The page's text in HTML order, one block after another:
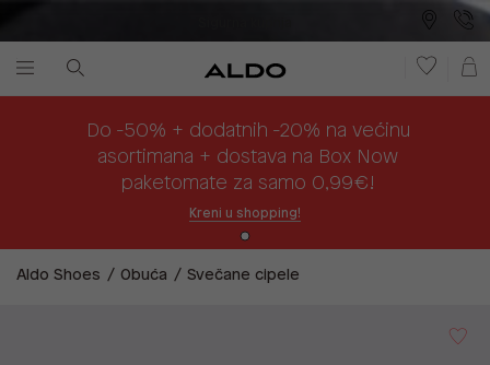
Do -50% + dodatnih -20% na većinu
asortimana + dostava na Box Now
paketomate za samo 0,99€!
Kreni u shopping!
Aldo Shoes Obuća Svečane cipele